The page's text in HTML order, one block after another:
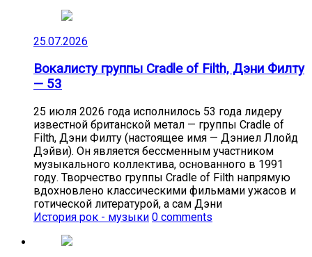
25.07.2026
Вокалисту группы Cradle of Filth, Дэни Филту
— 53
25 июля 2026 года исполнилось 53 года лидеру
известной британской метал — группы Cradle of
Filth, Дэни Филту (настоящее имя — Дэниел Ллойд
Дэйви). Он является бессменным участником
музыкального коллектива, основанного в 1991
году. Творчество группы Cradle of Filth напрямую
вдохновлено классическими фильмами ужасов и
готической литературой, а сам Дэни
История рок - музыки 0 comments